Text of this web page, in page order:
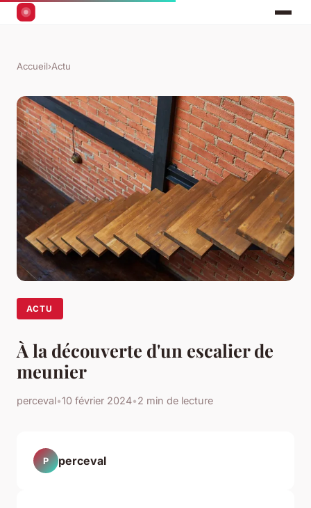
Accueil›Actu
ACTU
À la découverte d'un escalier de
meunier
perceval•10 février 2024•2 min de lecture
P perceval